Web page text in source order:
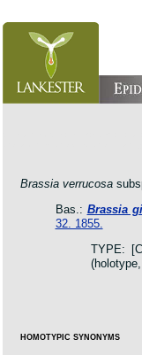
Brassia verrucosa
Bas.: Brassia
32. 1855.
TYPE:
HOMOTYPIC SYNONYMS